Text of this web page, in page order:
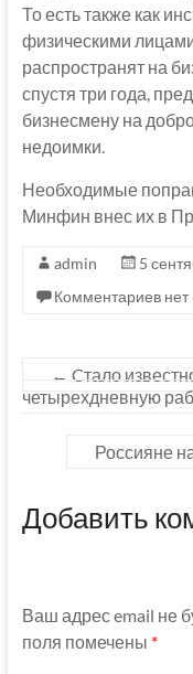
То есть также как
физическими
распространят на
спустя три года,
бизнесмену на
недоимки.
Необходимые
Минфин внес их в
admin 5
Комментариев нет
← Cтало
четырехдневную
Россияне
Добавить
Ваш адрес email не
поля помечены *